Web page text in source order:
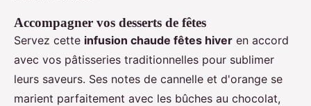
Accompagner vos desserts de fêtes
Servez cette infusion chaude fêtes hiver en accord
avec vos pâtisseries traditionnelles pour sublimer
leurs saveurs. Ses notes de cannelle et d'orange se
marient parfaitement avec les bûches au chocolat,